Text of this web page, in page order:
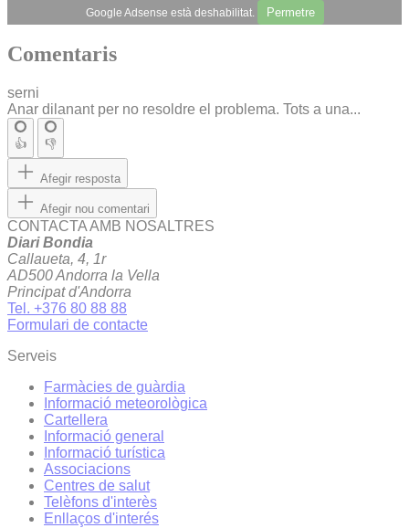
Google Adsense està deshabilitat. Permetre
Comentaris
serni
Anar dilanant per no resoldre el problema. Tots a una...
👍 👎
Afegir resposta
Afegir nou comentari
CONTACTA AMB NOSALTRES
Diari Bondia
Callaueta, 4, 1r
AD500 Andorra la Vella
Principat d'Andorra
Tel. +376 80 88 88
Formulari de contacte
Serveis
Farmàcies de guàrdia
Informació meteorològica
Cartellera
Informació general
Informació turística
Associacions
Centres de salut
Telèfons d'interès
Enllaços d'interés